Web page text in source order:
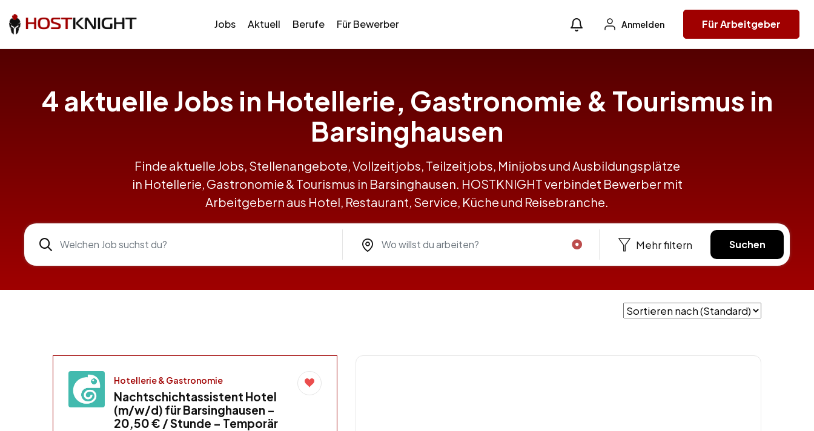
Jobs Aktuell Berufe Für Bewerber Anmelden Für Arbeitgeber
4 aktuelle Jobs in Hotellerie, Gastronomie & Tourismus in
Barsinghausen
Finde aktuelle Jobs, Stellenangebote, Vollzeitjobs, Teilzeitjobs, Minijobs und Ausbildungsplätze
in Hotellerie, Gastronomie & Tourismus in Barsinghausen. HOSTKNIGHT verbindet Bewerber mit
Arbeitgebern aus Hotel, Restaurant, Service, Küche und Reisebranche.
Mehr filtern Suchen
Hotellerie & Gastronomie
Nachtschichtassistent Hotel
(m/w/d) für Barsinghausen –
20,50 € / Stunde – Temporär